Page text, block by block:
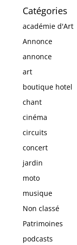
Catégories
académie d'Art
Annonce
annonce
art
boutique hotel
chant
cinéma
circuits
concert
jardin
moto
musique
Non classé
Patrimoines
podcasts